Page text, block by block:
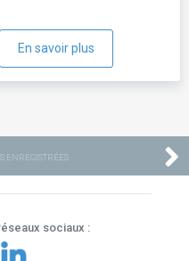
En savoir plus
ENREGISTRÉES
sociaux :